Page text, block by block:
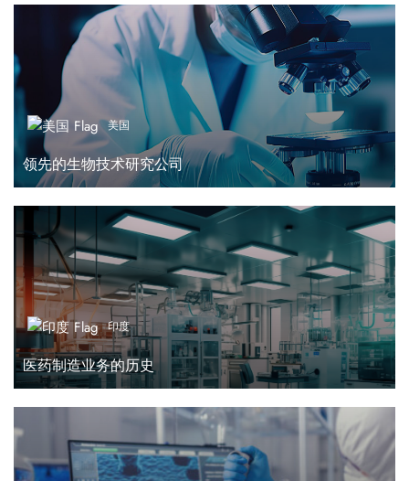
美国
领先的生物技术研究公司
印度
医药制造业务的历史